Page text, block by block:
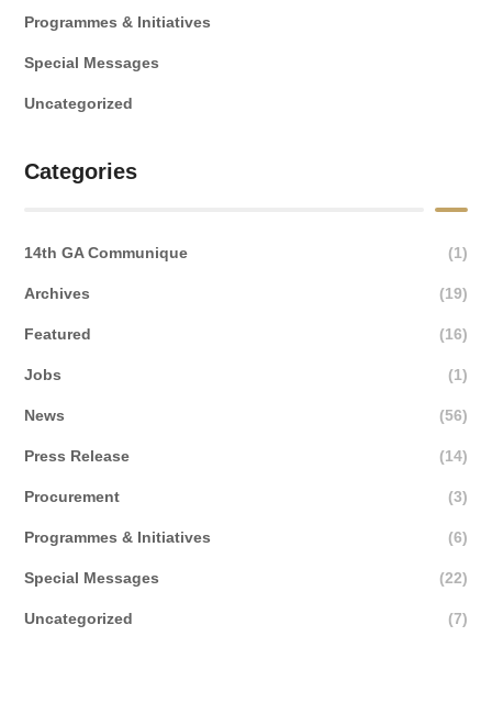
Programmes & Initiatives
Special Messages
Uncategorized
Categories
14th GA Communique (1)
Archives (19)
Featured (16)
Jobs (1)
News (56)
Press Release (14)
Procurement (3)
Programmes & Initiatives (6)
Special Messages (22)
Uncategorized (7)